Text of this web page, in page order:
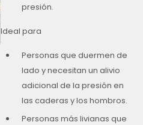
presión.
Ideal para
Personas que duermen de
lado y necesitan un alivio
adicional de la presión en
las caderas y los hombros.
Personas más livianas que